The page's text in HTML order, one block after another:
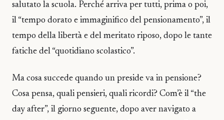
salutato la scuola. Perché arriva per tutti, prima o poi,
il “tempo dorato e immaginifico del pensionamento”, il
tempo della libertà e del meritato riposo, dopo le tante
fatiche del “quotidiano scolastico”.
Ma cosa succede quando un preside va in pensione?
Cosa pensa, quali pensieri, quali ricordi? Com’è il “the
day after”, il giorno seguente, dopo aver navigato a